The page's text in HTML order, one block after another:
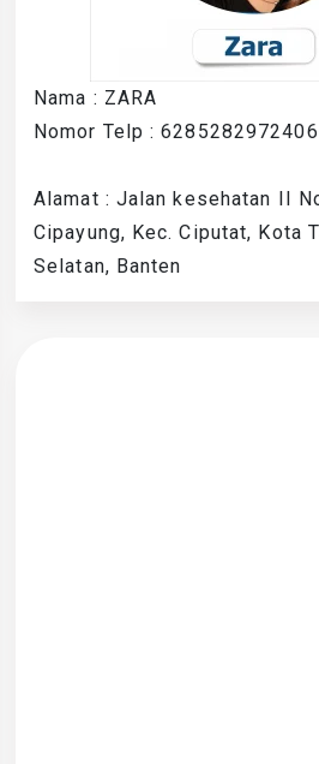
Nama : ZARA
Nomor Telp :
Alamat : Jalan kesehatan II
Cipayung, Kec. Ciputat, Kota
Selatan, Banten